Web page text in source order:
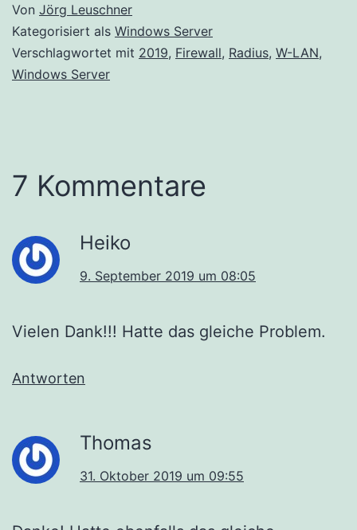
Von Jörg Leuschner
Kategorisiert als Windows Server
Verschlagwortet mit 2019, Firewall, Radius, W-LAN,
Windows Server
7 Kommentare
Heiko
9. September 2019 um 08:05
Vielen Dank!!! Hatte das gleiche Problem.
Antworten
Thomas
31. Oktober 2019 um 09:55